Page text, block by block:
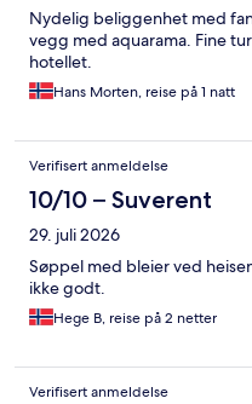
Nydelig beliggenhet med
vegg med aquarama. Fine
hotellet.
Hans Morten, reise på 1 natt
Verifisert anmeldelse
10/10 – Suverent
29. juli 2026
Søppel med bleier ved
ikke godt.
Hege B, reise på 2 netter
Verifisert anmeldelse